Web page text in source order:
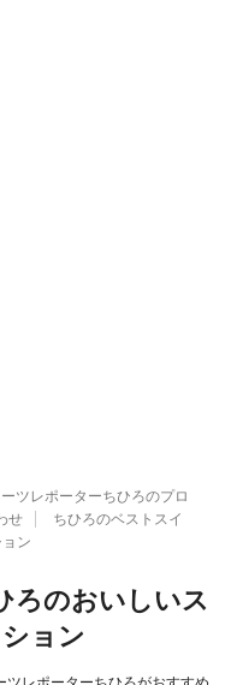
ツレポーターちひろのプロ
せ
ちひろのベストスイ
ン
ろのおいしいス
ョン